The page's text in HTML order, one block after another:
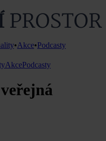
•Akce•Podcasty
AkcePodcasty